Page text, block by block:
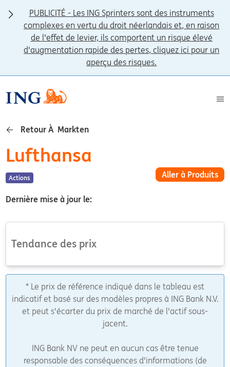
PUBLICITÉ - Les ING Sprinters sont des instruments
complexes en vertu du droit néerlandais et, en raison
de l'effet de levier, ils comportent un risque élevé
d'augmentation rapide des pertes, cliquez ici pour un
aperçu des risques.
Retour À Markten
Lufthansa
Actions
Dernière mise à jour le:
Aller à Produits
Tendance des prix
* Le prix de référence indiqué dans le tableau est
indicatif et basé sur des modèles propres à ING Bank N.V.
et peut s'écarter du prix de marché de l'actif sous-
jacent.
ING Bank NV ne peut en aucun cas être tenue
responsable des conséquences d'informations (de